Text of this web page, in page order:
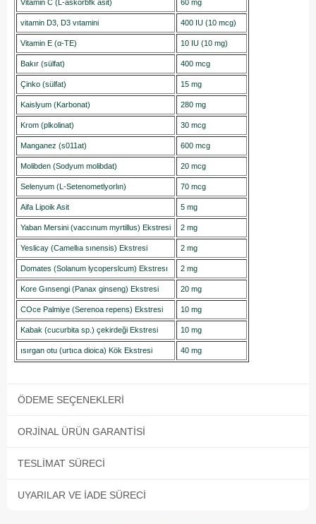
Vitamin C (L-askorbfk asit) 60 mg
vitamin D3, D3 vıtamini 400 IU (10 mcg)
Vitamin E (α-TE) 10 IU (10 mg)
Bakır (sülfat) 400 mcg
Çinko (sülfat) 15 mg
Kaislyum (Karbonat) 280 mg
Krom (plkolinat) 30 mcg
Manganez (s011at) 600 mcg
Molibden (Sodyum molibdat) 20 mcg
Selenyum (L-Setenometlyorlın) 70 mcg
Aifa Lipoik Asit 5 mg
Yaban Mersini (vaccınum myrtillus) Ekstresi 2 mg
Yeslicay (Camellıa sınensis) Ekstresi 2 mg
Domates (Solanum lycoperslcum) Ekstresı 2 mg
Kore Gınsengi (Panax ginseng) Ekstresi 20 mg
COce Palmiye (Serenoa repens) Ekstresi 10 mg
Kabak (cucurbita sp.) çekirdeği Ekstresi 10 mg
ısırgan otu (urtıca dioica) Kök Ekstresi 40 mg
ÖDEME SEÇENEKLERI
ORJINAL ÜRÜN GARANTISI
TESLIMAT SÜRECI
UYARILAR VE İADE SÜRECI